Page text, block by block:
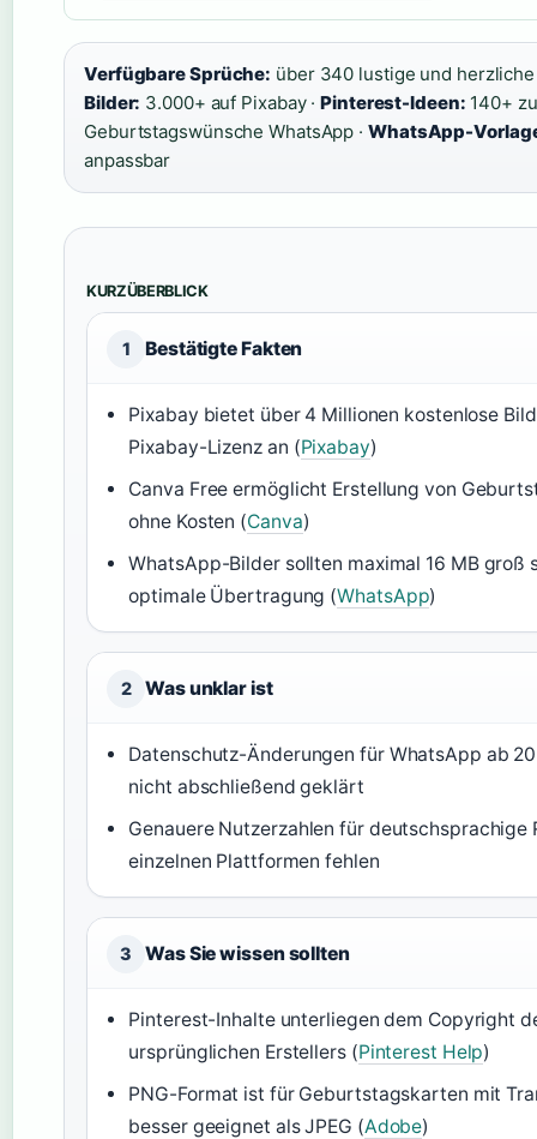
Verfügbare Sprüche: über 340 lustige und herzliche
Bilder: 3.000+ auf Pixabay ·Pinterest-Ideen: 140+ zu
Geburtstagswünsche WhatsApp · WhatsApp-
anpassbar
KURZÜBERBLICK
1 Bestätigte Fakten
Pixabay bietet über 4 Millionen kostenlose
Pixabay-Lizenz an (Pixabay)
Canva Free ermöglicht Erstellung von
ohne Kosten (Canva)
WhatsApp-Bilder sollten maximal 16 MB groß
optimale Übertragung (WhatsApp)
2 Was unklar ist
Datenschutz-Änderungen für WhatsApp ab
nicht abschließend geklärt
Genauere Nutzerzahlen für deutschsprachige
einzelnen Plattformen fehlen
3 Was Sie wissen sollten
Pinterest-Inhalte unterliegen dem Copyright
ursprünglichen Erstellers (Pinterest Help)
PNG-Format ist für Geburtstagskarten mit
besser geeignet als JPEG (Adobe)